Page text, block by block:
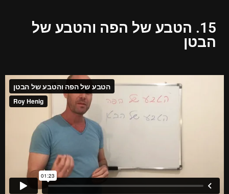
15. הטבע של הפה והטבע של
הבטן